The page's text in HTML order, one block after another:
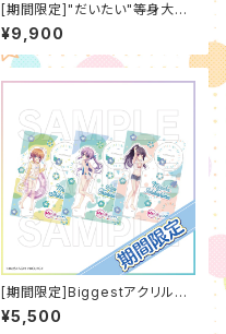
[期間限定]"だいたい"等身大タ
ペストリー[水着]（2026年8月
度）
¥9,900
[期間限定]Biggestアクリルス
タンド[水着]（2026年8月度）
¥5,500